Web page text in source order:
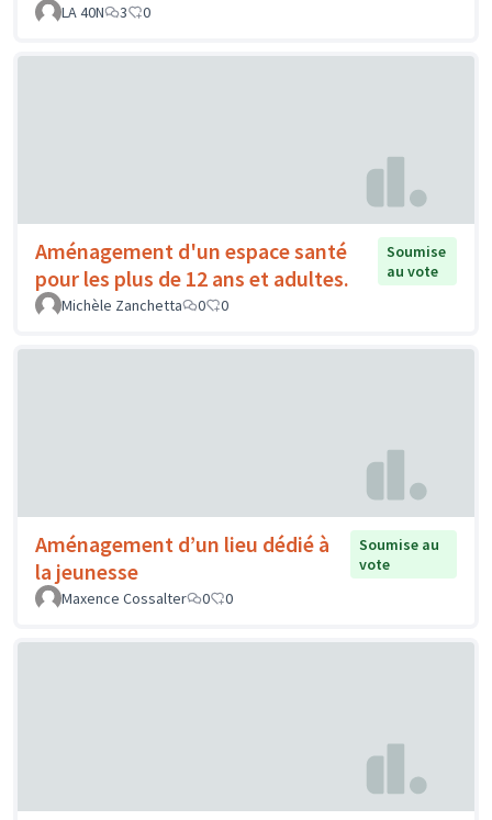
LA 40N 3 0
Aménagement d'un espace santé
pour les plus de 12 ans et adultes.
Soumise
au vote
Michèle Zanchetta
0 0
Aménagement d’un lieu dédié à
la jeunesse
Soumise au
vote
Maxence Cossalter
0 0